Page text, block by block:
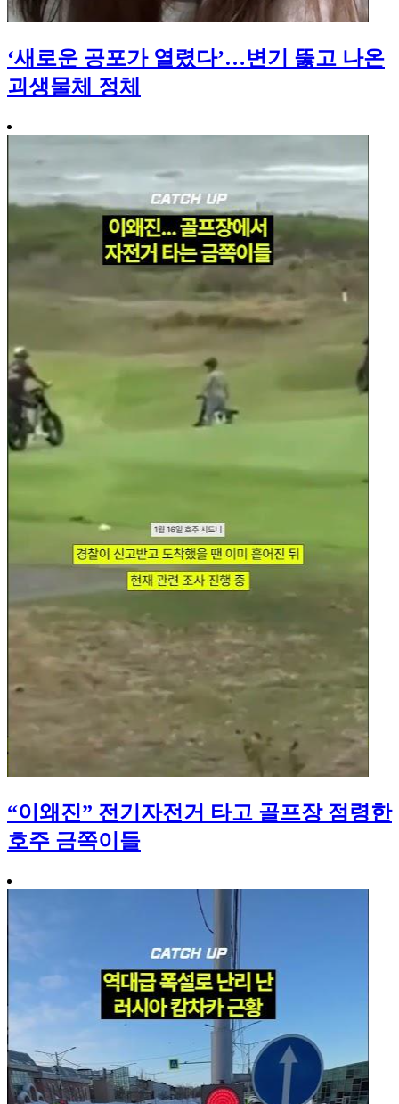
‘새로운 공포가 열렸다’…변기 뚫고 나온
괴생물체 정체
“이왜진” 전기자전거 타고 골프장 점령한
호주 금쪽이들